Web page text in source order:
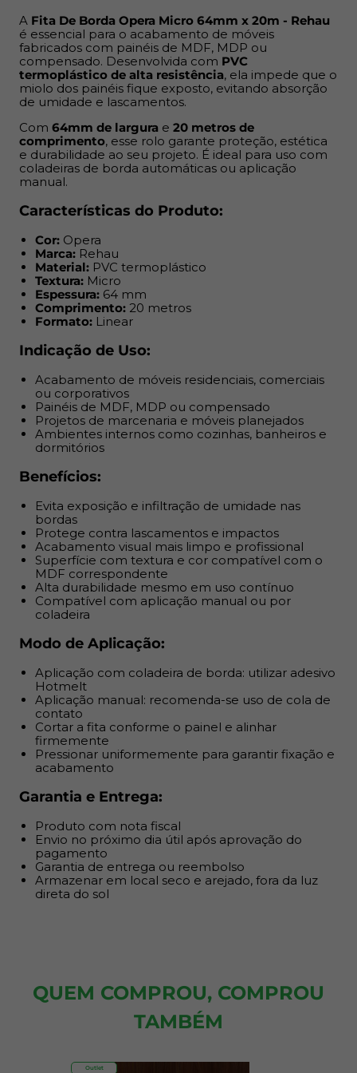
Formato: Linear
Indicação de Uso:
Acabamento de móveis residenciais, comerciais ou
corporativos
Painéis de MDF, MDP ou compensado
Projetos de marcenaria e móveis planejados
Ambientes internos como cozinhas, banheiros e
dormitórios
Benefícios:
Evita exposição e infiltração de umidade nas bordas
Protege contra lascamentos e impactos
Acabamento visual mais limpo e profissional
Superfície com textura e cor compatível com o MDF
correspondente
Compatível com aplicação manual ou por coladeira
Modo de Aplicação:
Aplicação com coladeira de borda: utilizar adesivo
Hotmelt
Aplicação manual: recomenda-se uso de cola de
contato
Pressionar uniformemente para garantir fixação e
acabamento
Garantia e Entrega:
Produto com nota fiscal
Envio no próximo dia útil após aprovação do
Garantia de entrega ou reembolso
do sol
A Fita De Borda Opera Micro 64mm x 20m - Rehau
é essencial para o acabamento de móveis
fabricados com painéis de MDF, MDP ou
compensado. Desenvolvida com PVC
termoplástico de alta resistência, ela impede que o
miolo dos painéis fique exposto, evitando absorção
de umidade e lascamentos.
Com 64mm de largura e 20 metros de
comprimento, esse rolo garante proteção, estética
e durabilidade ao seu projeto. É ideal para uso com
coladeiras de borda automáticas ou aplicação
manual.
Características do Produto:
Cor: Opera
Marca: Rehau
Material: PVC termoplástico
Textura: Micro
Espessura: 64 mm
Comprimento: 20 metros
Formato: Linear
Indicação de Uso:
Acabamento de móveis residenciais, comerciais
ou corporativos
Painéis de MDF, MDP ou compensado
Projetos de marcenaria e móveis planejados
Ambientes internos como cozinhas, banheiros e
dormitórios
Benefícios:
Evita exposição e infiltração de umidade nas
bordas
Protege contra lascamentos e impactos
Acabamento visual mais limpo e profissional
Superfície com textura e cor compatível com o
MDF correspondente
Alta durabilidade mesmo em uso contínuo
Compatível com aplicação manual ou por
coladeira
Modo de Aplicação:
Aplicação com coladeira de borda: utilizar adesivo
Hotmelt
Aplicação manual: recomenda-se uso de cola de
contato
Cortar a fita conforme o painel e alinhar
firmemente
Pressionar uniformemente para garantir fixação e
acabamento
Garantia e Entrega:
Produto com nota fiscal
Envio no próximo dia útil após aprovação do
pagamento
Garantia de entrega ou reembolso
Armazenar em local seco e arejado, fora da luz
direta do sol
QUEM COMPROU, COMPROU
TAMBÉM
Outlet